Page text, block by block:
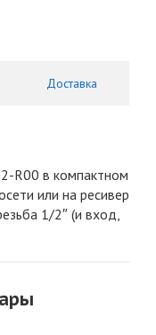
Доставка
R00 в компактном
или на ресивер
1/2″ (и вход,